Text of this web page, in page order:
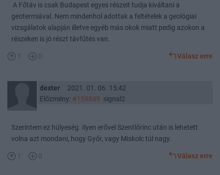
A Főtáv is csak Budapest egyes részeit tudja kiváltani a
geotermiával. Nem mindenhol adottak a feltételek a geológiai
vizsgálatok alapján illetve egyéb más okok miatt pedig azokon a
részeken is jó részt távfűtés van.
1 0 Válasz erre
dexter
2021. 01. 06. 15:42
Előzmény: #159849 signal2
Szerintem ez hülyeség. Ilyen erővel Szentlőrinc után is lehetett
volna azt mondani, hogy Győr, vagy Miskolc túl nagy.
1 0 Válasz erre